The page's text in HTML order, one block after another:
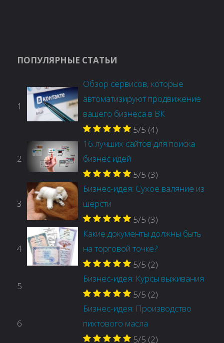
ПОПУЛЯРНЫЕ СТАТЬИ
1
Обзор сервисов, которые
автоматизируют продвижение
вашего бизнеса в ВК
5/5 (4)
2
16 лучших сайтов для поиска
бизнес идей
5/5 (3)
3
Бизнес-идея: Сухое валяние из
шерсти
5/5 (3)
4
Какие документы должны быть
на торговой точке?
5/5 (2)
5
Бизнес-идея: Курсы выживания
5/5 (2)
6
Бизнес-идея: Производство
пихтового масла
5/5 (2)